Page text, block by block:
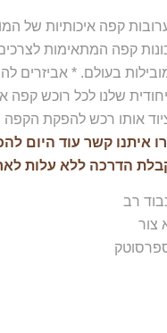
קפה המתאימות
בעולם. * אביזרים
שלנו לכל רוכש קפה
אותו רכש להפקת הקפה
איתנו קשר עוד היום
הדרכה ללא עלות
רב
צור